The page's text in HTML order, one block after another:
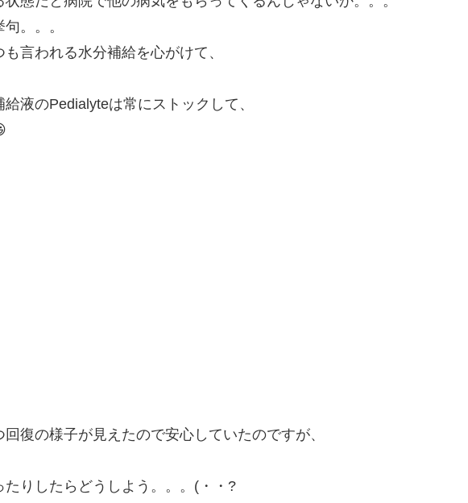
。。。
言われる水分補給を心がけて、
液のPedialyteは常にストックして、
復の様子が見えたので安心していたのですが、
たりしたらどうしよう。。。(・・?